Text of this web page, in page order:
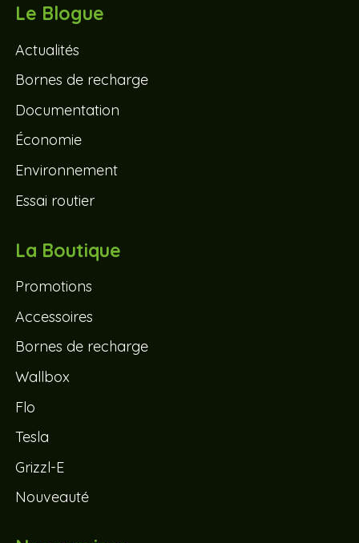
Le Blogue
Actualités
Bornes de recharge
Documentation
Économie
Environnement
Essai routier
La Boutique
Promotions
Accessoires
Bornes de recharge
Wallbox
Flo
Tesla
Grizzl-E
Nouveauté